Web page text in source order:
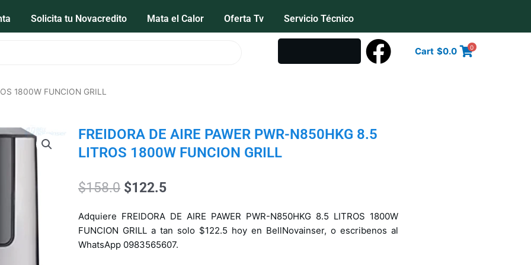
Solicita tu Novacredito Mata el Calor Oferta Tv Servicio Técnico
Cart $0.0 0
1800W FUNCION GRILL
FREIDORA DE AIRE PAWER PWR-N850HKG 8.5
LITROS 1800W FUNCION GRILL
$158.0 El
original
era:
$158.0.
$122.5El
actual
es:
$122.5.
Adquiere FREIDORA DE AIRE PAWER PWR-N850HKG 8.5 LITROS 1800W
FUNCION GRILL a tan solo $122.5 hoy en BellNovainser, o escribenos al
WhatsApp 0983565607.